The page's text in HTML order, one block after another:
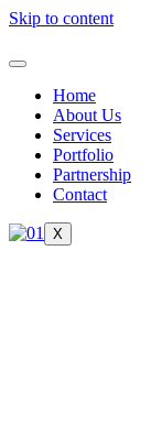
Skip to content
Home
About Us
Services
Portfolio
Partnership
Contact
X